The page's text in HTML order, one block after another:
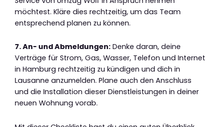
möchtest. Kläre dies rechtzeitig, um das Team
entsprechend planen zu können.
7. An- und Abmeldungen: Denke daran, deine
Verträge für Strom, Gas, Wasser, Telefon und Internet
in Hamburg rechtzeitig zu kündigen und dich in
Lausanne anzumelden. Plane auch den Anschluss
und die Installation dieser Dienstleistungen in deiner
neuen Wohnung vorab.